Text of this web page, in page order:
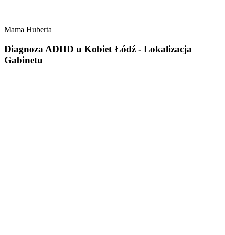
Mama Huberta
Diagnoza ADHD u Kobiet Łódź - Lokalizacja
Gabinetu